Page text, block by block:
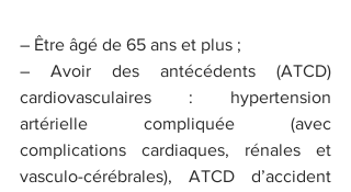
– Être âgé de 65 ans et plus ;
– Avoir des antécédents (ATCD)
cardiovasculaires : hypertension
artérielle compliquée (avec
complications cardiaques, rénales et
vasculo-cérébrales), ATCD d’accident